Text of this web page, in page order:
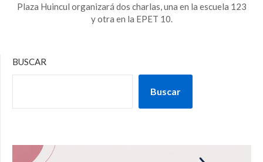
Plaza Huincul organizará dos charlas, una en la escuela 123
y otra en la EPET 10.
BUSCAR
Buscar